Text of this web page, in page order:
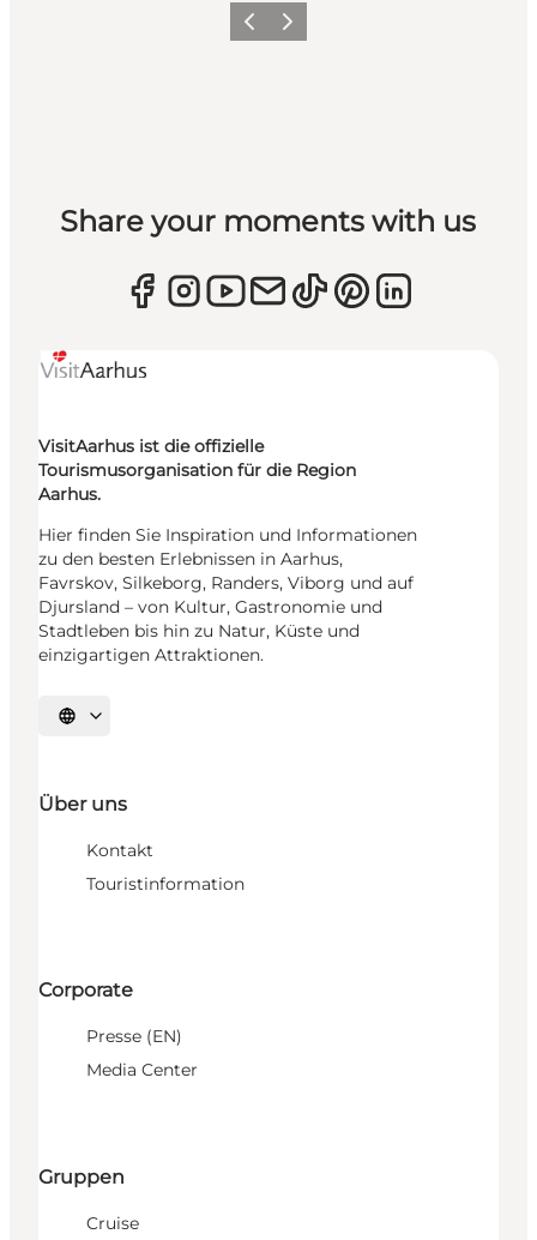
ZurückWeiter
Share your moments with us
VisitAarhus ist die offizielle
Tourismusorganisation für die Region
Aarhus.
Hier finden Sie Inspiration und Informationen
zu den besten Erlebnissen in Aarhus,
Favrskov, Silkeborg, Randers, Viborg und auf
Djursland – von Kultur, Gastronomie und
Stadtleben bis hin zu Natur, Küste und
einzigartigen Attraktionen.
Sprache auswählen
Über uns
Kontakt
Touristinformation
Corporate
Presse (EN)
Media Center
Gruppen
Cruise